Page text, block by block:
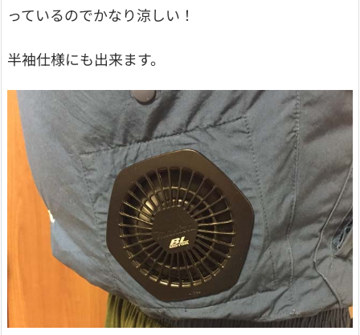
っているのでかなり涼しい！
半袖仕様にも出来ます。